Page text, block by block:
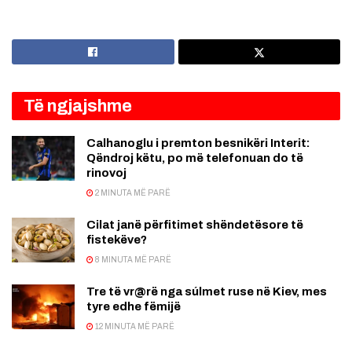
Të ngjajshme
Calhanoglu i premton besnikëri Interit:
Qëndroj këtu, po më telefonuan do të
rinovoj
2 MINUTA MË PARË
Cilat janë përfitimet shëndetësore të
fistekëve?
8 MINUTA MË PARË
Tre të vr@rë nga súlmet ruse në Kiev, mes
tyre edhe fëmijë
12 MINUTA MË PARË